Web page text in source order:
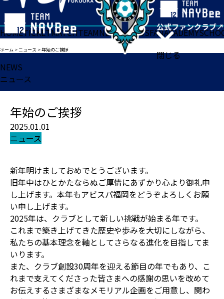
閉じる
HOMETICKETMATCHTEAMNEWSGOODSFANACADEMY
ホーム >ニュース >年始のご挨拶
NEWS
ニュース
年始のご挨拶
2025.01.01
ニュース
新年明けましておめでとうございます。
旧年中はひとかたならぬご厚情にあずかり心より御礼申
し上げます。本年もアビスパ福岡をどうぞよろしくお願
い申し上げます。
2025年は、クラブとして新しい挑戦が始まる年です。
これまで築き上げてきた歴史や歩みを大切にしながら、
私たちの基本理念を軸としてさらなる進化を目指してま
いります。
また、クラブ創設30周年を迎える節目の年でもあり、こ
れまで支えてくださった皆さまへの感謝の思いを改めて
お伝えするさまざまなメモリアル企画をご用意し、関わ